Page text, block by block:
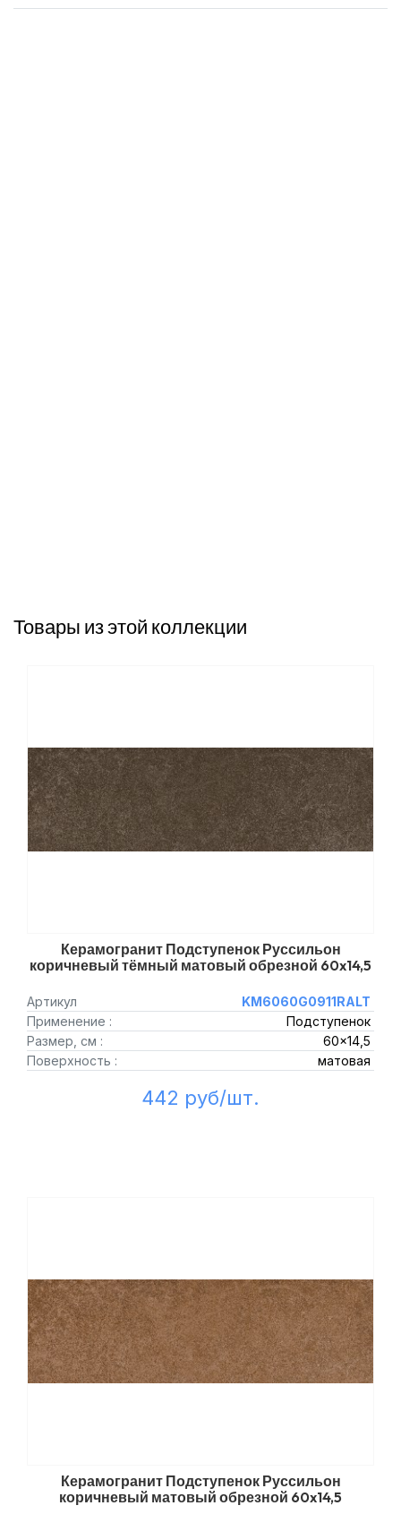
Товары из этой коллекции
Керамогранит Подступенок Руссильон
коричневый тёмный матовый обрезной 60x14,5
Артикул
KM6060G0911RALT
Применение :
Подступенок
Размер, см :
60x14,5
Поверхность :
матовая
442 руб/шт.
Керамогранит Подступенок Руссильон
коричневый матовый обрезной 60x14,5